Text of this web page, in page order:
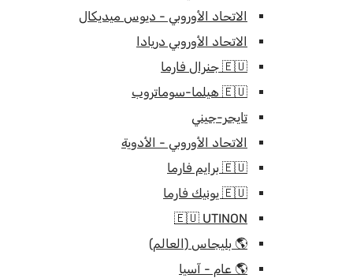
الاتحاد الأوروبي - ديوس ميديكال
الاتحاد الأوروبي دريادا
🇪🇺 جنرال فارما
🇪🇺 هيلما-سوماتروب
تايجر-جيني
الاتحاد الأوروبي - الأدوية
🇪🇺 برايم فارما
🇪🇺 يونيك فارما
🇪🇺 UTINON
🌎 بليجاس (العالم)
🌎 عام - آسيا